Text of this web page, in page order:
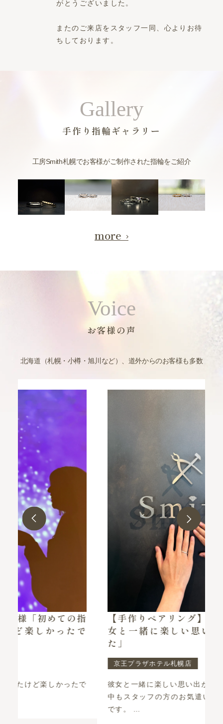
がとうございました。
またのご来店をスタッフ一同、心よりお待
ちしております。
Gallery
手作り指輪ギャラリー
工房Smith札幌でお客様がご制作された指輪をご紹介
more
Voice
お客様の声
北海道（札幌・小樽・旭川など）、道外からのお客様も多数
【手作りペアリング】K様・N様「彼
女と一緒に楽しい思い出ができまし
彼女と一緒に楽しい思い出ができました！ 制作
中もスタッフの方のお気遣いもあり楽しかった